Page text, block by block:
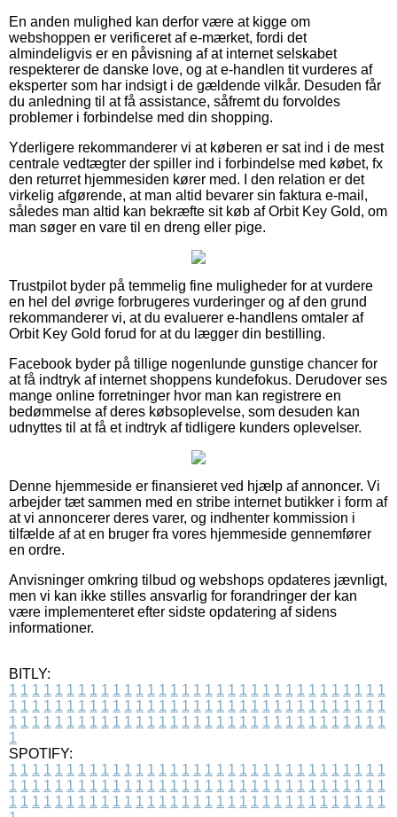
En anden mulighed kan derfor være at kigge om
webshoppen er verificeret af e-mærket, fordi det
almindeligvis er en påvisning af at internet selskabet
respekterer de danske love, og at e-handlen tit vurderes af
eksperter som har indsigt i de gældende vilkår. Desuden får
du anledning til at få assistance, såfremt du forvoldes
problemer i forbindelse med din shopping.
Yderligere rekommanderer vi at køberen er sat ind i de mest
centrale vedtægter der spiller ind i forbindelse med købet, fx
den returret hjemmesiden kører med. I den relation er det
virkelig afgørende, at man altid bevarer sin faktura e-mail,
således man altid kan bekræfte sit køb af Orbit Key Gold, om
man søger en vare til en dreng eller pige.
Trustpilot byder på temmelig fine muligheder for at vurdere
en hel del øvrige forbrugeres vurderinger og af den grund
rekommanderer vi, at du evaluerer e-handlens omtaler af
Orbit Key Gold forud for at du lægger din bestilling.
Facebook byder på tillige nogenlunde gunstige chancer for
at få indtryk af internet shoppens kundefokus. Derudover ses
mange online forretninger hvor man kan registrere en
bedømmelse af deres købsoplevelse, som desuden kan
udnyttes til at få et indtryk af tidligere kunders oplevelser.
Denne hjemmeside er finansieret ved hjælp af annoncer. Vi
arbejder tæt sammen med en stribe internet butikker i form af
at vi annoncerer deres varer, og indhenter kommission i
tilfælde af at en bruger fra vores hjemmeside gennemfører
en ordre.
Anvisninger omkring tilbud og webshops opdateres jævnligt,
men vi kan ikke stilles ansvarlig for forandringer der kan
være implementeret efter sidste opdatering af sidens
informationer.
BITLY:
1 1 1 1 1 1 1 1 1 1 1 1 1 1 1 1 1 1 1 1 1 1 1 1 1 1 1 1 1 1 1 1 1
1 1 1 1 1 1 1 1 1 1 1 1 1 1 1 1 1 1 1 1 1 1 1 1 1 1 1 1 1 1 1 1 1
1 1 1 1 1 1 1 1 1 1 1 1 1 1 1 1 1 1 1 1 1 1 1 1 1 1 1 1 1 1 1 1 1
1
SPOTIFY:
1 1 1 1 1 1 1 1 1 1 1 1 1 1 1 1 1 1 1 1 1 1 1 1 1 1 1 1 1 1 1 1 1
1 1 1 1 1 1 1 1 1 1 1 1 1 1 1 1 1 1 1 1 1 1 1 1 1 1 1 1 1 1 1 1 1
1 1 1 1 1 1 1 1 1 1 1 1 1 1 1 1 1 1 1 1 1 1 1 1 1 1 1 1 1 1 1 1 1